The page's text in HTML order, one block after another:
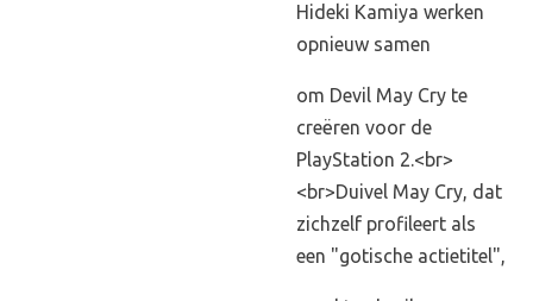
Hideki Kamiya werken
opnieuw samen
om Devil May Cry te
creëren voor de
PlayStation 2.<br>
<br>Duivel May Cry, dat
zichzelf profileert als
een "gotische actietitel",